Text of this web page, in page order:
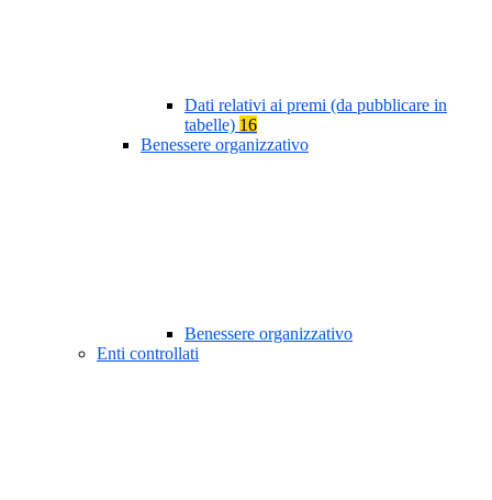
Dati relativi ai premi (da pubblicare in
tabelle) 16
Benessere organizzativo
Benessere organizzativo
Enti controllati